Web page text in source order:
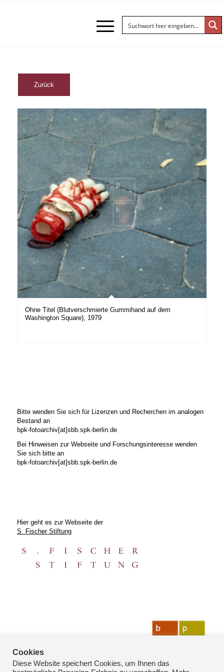
Ohne Titel (Blutverschmierte Gummihand auf dem
Washington Square), 1979
Bitte wenden Sie sich für Lizenzen und Recherchen im analogen
Bestand an
bpk-fotoarchiv[at]sbb.spk-berlin.de
Bei Hinweisen zur Webseite und Forschungsinteresse wenden
Sie sich bitte an
bpk-fotoarchiv[at]sbb.spk-berlin.de
Hier geht es zur Webseite der
S. Fischer Stiftung
Cookies
Diese Website speichert Cookies, um Ihnen das